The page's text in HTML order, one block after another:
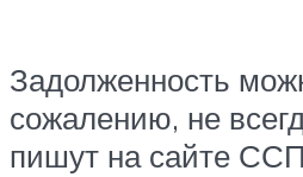
Задолженность
сожалению, не
пишут на сайте